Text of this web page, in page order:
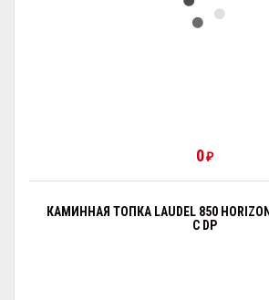
0₽
КАМИННАЯ ТОПКА LAUDEL 850
С DP